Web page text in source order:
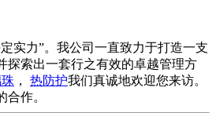
实力”。我公司一直致力于打造一支
探索出一套行之有效的卓越管理方
， 热防护我们真诚地欢迎您来访。
作。